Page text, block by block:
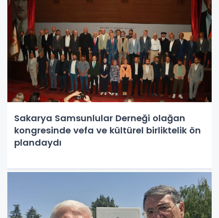
Sakarya Samsunlular Derneği olağan
kongresinde vefa ve kültürel birliktelik ön
plandaydı